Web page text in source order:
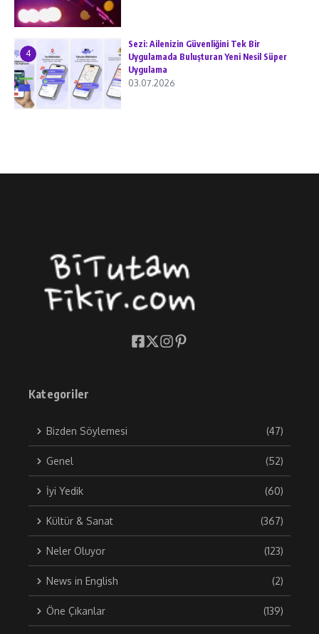
4
Sezi: Ailenizin Güvenliğini Tek Bir
Uygulamada Buluşturan Yeni Nesil Süper
Uygulama
03.07.2026
Kategoriler
Bizden Söylemesi (47)
Genel (52)
İyi Yedik (60)
Kültür & Sanat (367)
Neler Oluyor (123)
News in English (2)
Öne Çıkanlar (139)